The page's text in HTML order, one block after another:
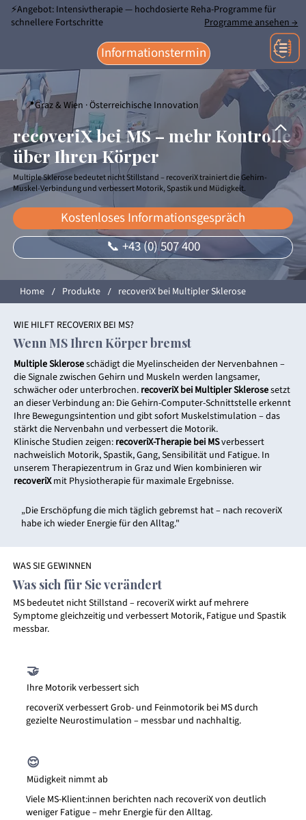
Informationstermin
⚡Angebot: Intensivtherapie — hochdosierte Reha-Programme für
schnellere Fortschritte
Programme ansehen →
📍Graz & Wien · Österreichische Innovation
recoveriX bei MS – mehr Kontrolle
über Ihren Körper
Multiple Sklerose bedeutet nicht Stillstand – recoveriX trainiert die Gehirn-
Muskel-Verbindung und verbessert Motorik, Spastik und Müdigkeit.
Kostenloses Informationsgespräch
📞 +43 (0) 507 400
Home / Produkte / recoveriX bei Multipler Sklerose
WIE HILFT RECOVERIX BEI MS?
Wenn MS Ihren Körper bremst
Multiple Skleroseschädigt die Myelinscheiden der Nervenbahnen –
die Signale zwischen Gehirn und Muskeln werden langsamer,
schwächer oder unterbrochen. recoveriX bei Multipler Sklerosesetzt
an dieser Verbindung an: Die Gehirn-Computer-Schnittstelle erkennt
Ihre Bewegungsintention und gibt sofort Muskelstimulation – das
stärkt die Nervenbahn und verbessert die Motorik.
Klinische Studien zeigen: recoveriX-Therapie bei MSverbessert
nachweislich Motorik, Spastik, Gang, Sensibilität und Fatigue. In
unserem Therapiezentrum in Graz und Wien kombinieren wir
recoveriXmit Physiotherapie für maximale Ergebnisse.
„Die Erschöpfung die mich täglich gebremst hat – nach recoveriX
habe ich wieder Energie für den Alltag."
WAS SIE GEWINNEN
Was sich für Sie verändert
MS bedeutet nicht Stillstand – recoveriX wirkt auf mehrere
Symptome gleichzeitig und verbessert Motorik, Fatigue und Spastik
messbar.
🤝
Ihre Motorik verbessert sich
recoveriX verbessert Grob- und Feinmotorik bei MS durch
gezielte Neurostimulation – messbar und nachhaltig.
😌
Müdigkeit nimmt ab
Viele MS-Klient:innen berichten nach recoveriX von deutlich
weniger Fatigue – mehr Energie für den Alltag.